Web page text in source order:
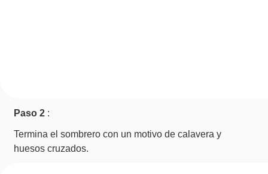
Paso 2 :
Termina el sombrero con un motivo de calavera y
huesos cruzados.